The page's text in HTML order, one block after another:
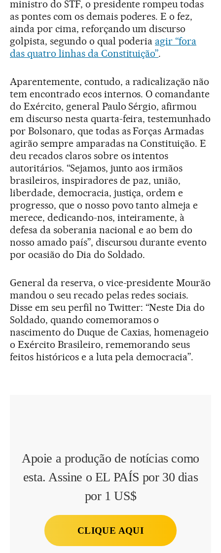
ministro do STF, o presidente rompeu todas
as pontes com os demais poderes. E o fez,
ainda por cima, reforçando um discurso
golpista, segundo o qual poderia agir “fora
das quatro linhas da Constituição”.
Aparentemente, contudo, a radicalização não
tem encontrado ecos internos. O comandante
do Exército, general Paulo Sérgio, afirmou
em discurso nesta quarta-feira, testemunhado
por Bolsonaro, que todas as Forças Armadas
agirão sempre amparadas na Constituição. E
deu recados claros sobre os intentos
autoritários. “Sejamos, junto aos irmãos
brasileiros, inspiradores de paz, união,
liberdade, democracia, justiça, ordem e
progresso, que o nosso povo tanto almeja e
merece, dedicando-nos, inteiramente, à
defesa da soberania nacional e ao bem do
nosso amado país”, discursou durante evento
por ocasião do Dia do Soldado.
General da reserva, o vice-presidente Mourão
mandou o seu recado pelas redes sociais.
Disse em seu perfil no Twitter: “Neste Dia do
Soldado, quando comemoramos o
nascimento do Duque de Caxias, homenageio
o Exército Brasileiro, rememorando seus
feitos históricos e a luta pela democracia”.
Apoie a produção de notícias como
esta. Assine o EL PAÍS por 30 dias
por 1 US$
CLIQUE AQUI